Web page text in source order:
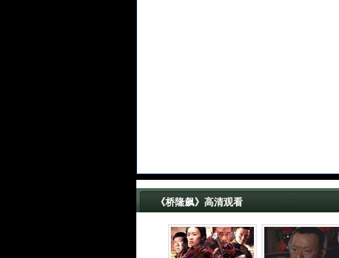
《桥隆飙》高清观看